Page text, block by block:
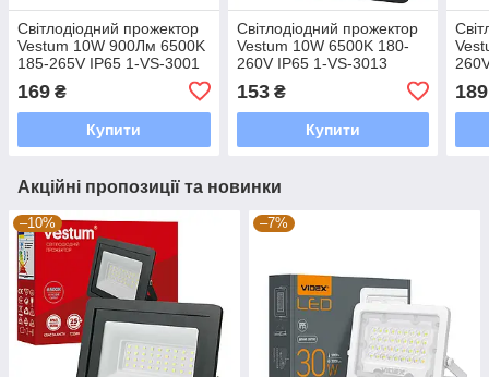
Світлодіодний прожектор
Vestum 10W 900Лм 6500K
185-265V IP65 1-VS-3001
169 ₴
Купити
Світлодіодний прожектор
Vestum 10W 6500K 180-
260V IP65 1-VS-3013
153₴
Купити
189
Акційні пропозиції та новинки
–10% –7%